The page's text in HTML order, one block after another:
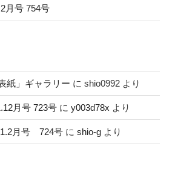
月号 754号
紙」ギャラリー に shio0992 より
月号 723号 に y003d78x より
月号 724号 に shio-g より